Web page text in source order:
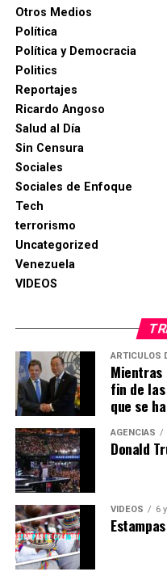
Otros Medios
Política
Política y Democracia
Politics
Reportajes
Ricardo Angoso
Salud al Día
Sin Censura
Sociales
Sociales de Enfoque
Tech
terrorismo
Uncategorized
Venezuela
VIDEOS
ARTICULOS
Mientras
fin de
que se
AGENCIAS
Donald
VIDEOS 6